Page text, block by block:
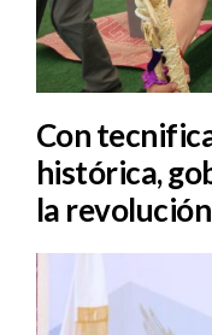
Con
histórica,
la